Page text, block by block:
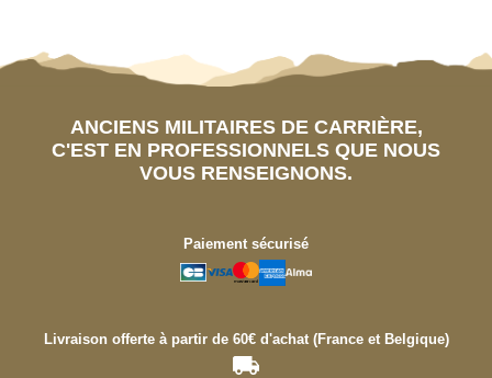
ANCIENS MILITAIRES DE CARRIÈRE,
C'EST EN PROFESSIONNELS QUE NOUS
VOUS RENSEIGNONS.
Paiement sécurisé
Livraison offerte à partir de 60€ d'achat (France et Belgique)